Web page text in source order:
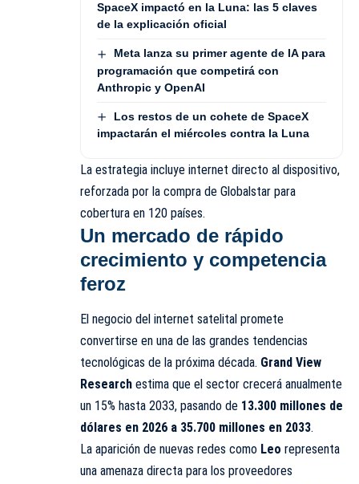
SpaceX impactó en la Luna: las 5 claves
de la explicación oficial
Meta lanza su primer agente de IA para
programación que competirá con
Anthropic y OpenAI
Los restos de un cohete de SpaceX
impactarán el miércoles contra la Luna
La estrategia incluye internet directo al dispositivo,
reforzada por la compra de Globalstar para
cobertura en 120 países.
Un mercado de rápido
crecimiento y competencia
feroz
El negocio del internet satelital promete
convertirse en una de las grandes tendencias
tecnológicas de la próxima década. Grand View
Research estima que el sector crecerá anualmente
un 15% hasta 2033, pasando de 13.300 millones de
dólares en 2026 a 35.700 millones en 2033.
La aparición de nuevas redes como Leo representa
una amenaza directa para los proveedores